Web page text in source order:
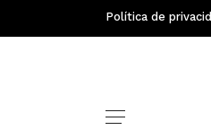
Política de